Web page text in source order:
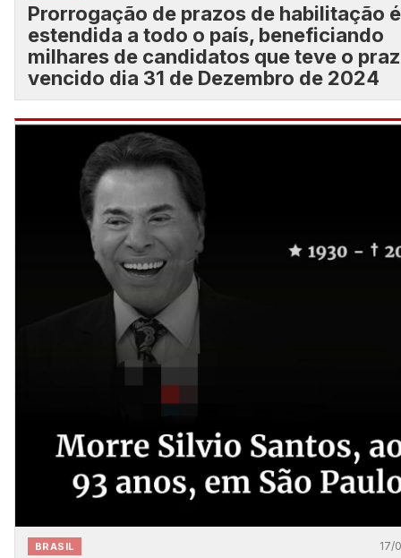
Prorrogação de prazos de habilitação é
estendida a todo o país, beneficiando
milhares de candidatos que teve o
vencido dia 31 de Dezembro de 2024
BRASIL 17/